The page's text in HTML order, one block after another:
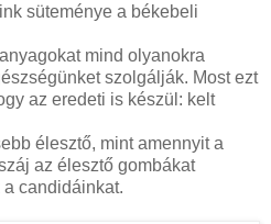
süteménye a békebeli
mind olyanokra
szolgálják. Most ezt
az eredeti is készül: kelt
élesztő, mint amennyit a
az élesztő gombákat
candidáinkat.